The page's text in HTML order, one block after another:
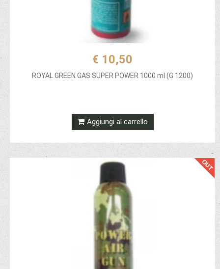
€ 10,50
ROYAL GREEN GAS SUPER POWER 1000 ml (G 1200)
Aggiungi al carrello